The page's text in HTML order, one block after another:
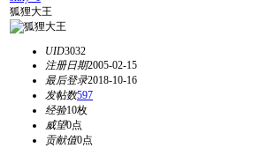
狐狸大王
UID3032
注册日期2005-02-15
最后登录2018-10-16
发帖数597
经验10枚
威望0点
贡献值0点